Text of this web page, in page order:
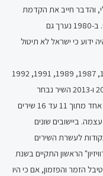
והדבר חייב את הקדמת
הפסטיבל מיום העצמאות לחודשי החורף. ב-1980 נערך גם
ידוע כי ישראל לא תיטול
בשנים 1981, 1982, 1983, 1985, 1986, 1987, 1989, 1991, 1992
, 1993, 1995, 2001, 2005, 2006, 2011 ו-2013 השיר נבחר
בתחרות הקדם-אירוויזיון, שבה נבחר שיר אחד מתוך 11 עד 16 שירים
ביישובים שונים
ישבו צוותי שיפוט והעניקו 1–12 נקודות לעשרת השירים
הראשון התקיים בשנת
הזמר והפזמון, אם כי היו